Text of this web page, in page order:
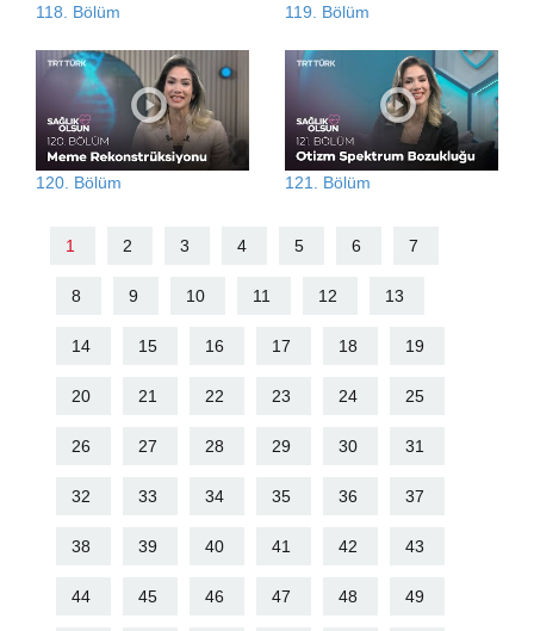
118. Bölüm 119. Bölüm
120. Bölüm 121. Bölüm
1 2 3 4 5 6 7
8 9 10 11 12 13
14 15 16 17 18 19
20 21 22 23 24 25
26 27 28 29 30 31
32 33 34 35 36 37
38 39 40 41 42 43
44 45 46 47 48 49